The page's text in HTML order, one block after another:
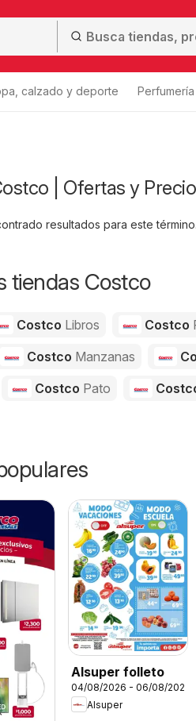
calzado y deporte
| Ofertas y
resultados para este término.
tiendas Costco
Costco Libros Costco
Costco Manzanas
Costco Pato
Alsuper folleto
04/08/2026 - 06/08/2026
Alsuper